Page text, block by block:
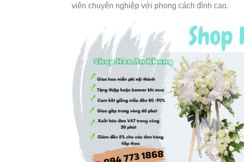
viên chuyên nghiệp với phong cách đỉnh cao.